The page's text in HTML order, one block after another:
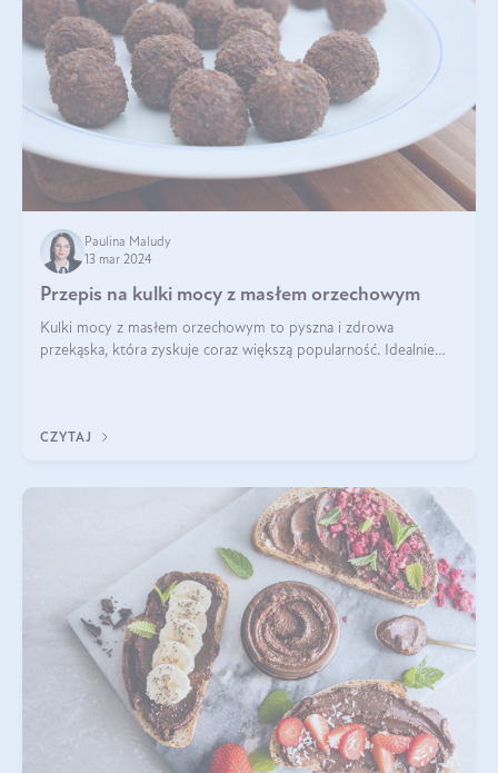
Paulina Maludy
13 mar 2024
Przepis na kulki mocy z masłem orzechowym
Kulki mocy z masłem orzechowym to pyszna i zdrowa
przekąska, która zyskuje coraz większą popularność. Idealnie
CZYTAJ